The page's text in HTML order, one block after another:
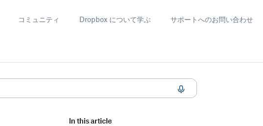
コミュニティ Dropbox について学ぶ サポートへのお問い合わせ
In this article